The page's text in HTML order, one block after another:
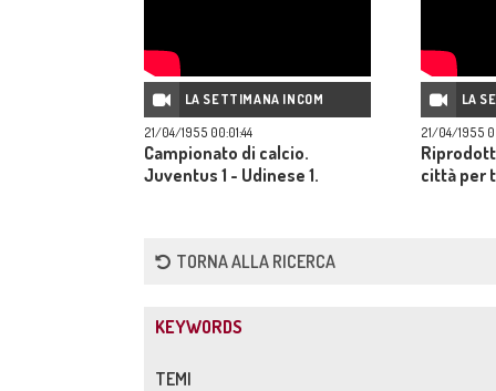
LA SETTIMANA INCOM
21/04/1955 00:01:44
Campionato di calcio.
Juventus 1 - Udinese 1.
LA
21/04/1955
città per
TORNA ALLA RICERCA
KEYWORDS
TEMI